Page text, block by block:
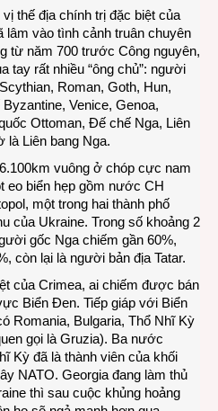
thế địa chính trị đặc biệt của
vào tình cảnh truân chuyên
từ năm 700 trước Công nguyên,
tay rất nhiều “ông chủ”: người
Roman, Goth, Hun,
Venice, Genoa,
Ottoman, Đế chế Nga, Liên
Liên bang Nga.
vuông ở chóp cực nam
eo biển hẹp gồm nước CH
một trong hai thành phố
của Ukraine. Trong số khoảng 2
gốc Nga chiếm gần 60%,
còn lại là người bản địa Tatar.
của Crimea, ai chiếm được bán
Biển Đen. Tiếp giáp với Biển
Romania, Bulgaria, Thổ Nhĩ Kỳ
gọi là Gruzia). Ba nước
Kỳ đã là thành viên của khối
NATO. Georgia đang làm thủ
thì sau cuộc khủng hoảng